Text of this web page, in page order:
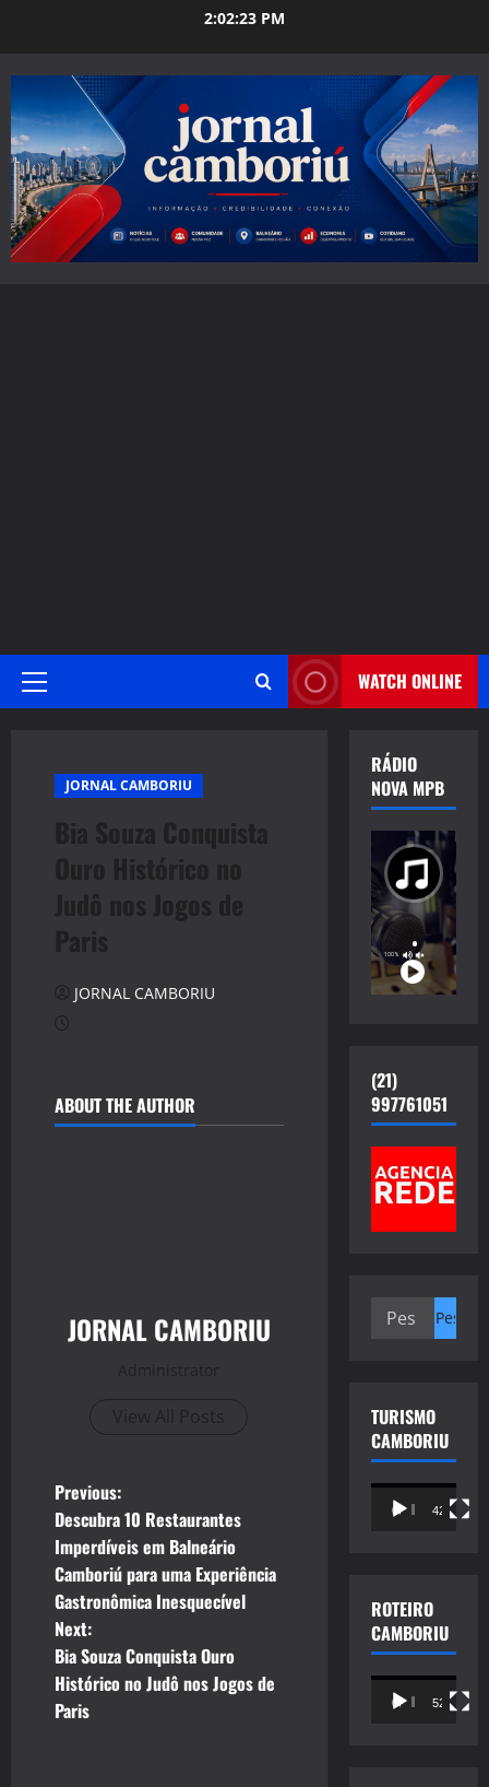
2:02:24 PM
Primary
WATCH ONLINE
JORNAL CAMBORIU
Bia Souza Conquista
Ouro Histórico no
Judô nos Jogos de
Paris
JORNAL CAMBORIU
ABOUT THE AUTHOR
JORNAL CAMBORIU
Administrator
View All Posts
P
o
s
t
n
a
Previous:
Descubra 10 Restaurantes
Imperdíveis em Balneário
Camboriú para uma Experiência
Gastronômica Inesquecível
Next:
Bia Souza Conquista Ouro
Histórico no Judô nos Jogos de
Paris
RÁDIO
NOVA MPB
(21)
997761051
Pesquisar
TURISMO
CAMBORIU
Tocador
00:00 42:49
ROTEIRO
CAMBORIU
Tocador
00:00 52:25